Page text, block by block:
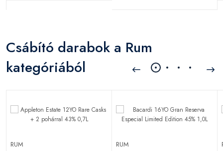
Csábító darabok a Rum
kategóriából
RUM RUM